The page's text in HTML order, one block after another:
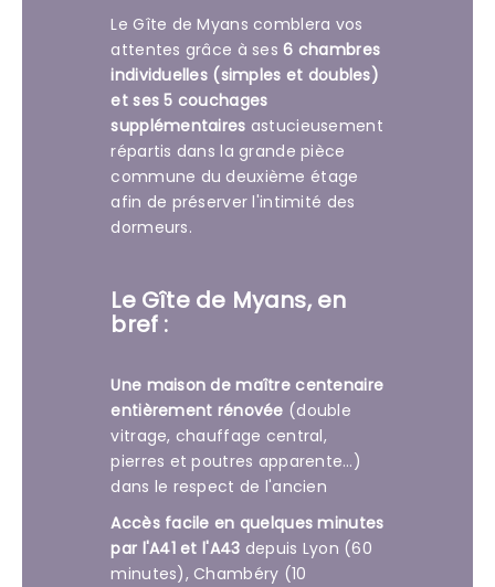
Le Gîte de Myans comblera vos
attentes grâce à ses6 chambres
individuelles (simples et doubles)
et ses 5 couchages
supplémentaires astucieusement
répartis dans la grande pièce
commune du deuxième étage
afin de préserver l'intimité des
dormeurs.
Le Gîte de Myans, en
bref :
Une maison de maître centenaire
entièrement rénovée (double
vitrage, chauffage central,
pierres et poutres apparente…)
dans le respect de l'ancien
Accès facile en quelques minutes
par l'A41 et l'A43 depuis Lyon (60
minutes), Chambéry (10